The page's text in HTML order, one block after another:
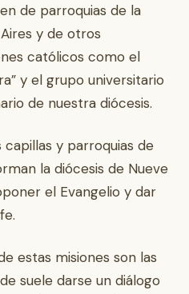
de parroquias de la
y de otros
católicos como el
y el grupo universitario
de nuestra diócesis.
y parroquias de
la diócesis de Nueve
el Evangelio y dar
estas misiones son las
suele darse un diálogo